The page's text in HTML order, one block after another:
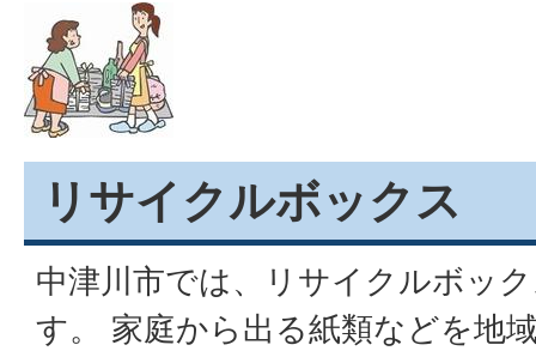
リサイクルボックス
中津川市では、リサイクルボッ
す。 家庭から出る紙類などを地